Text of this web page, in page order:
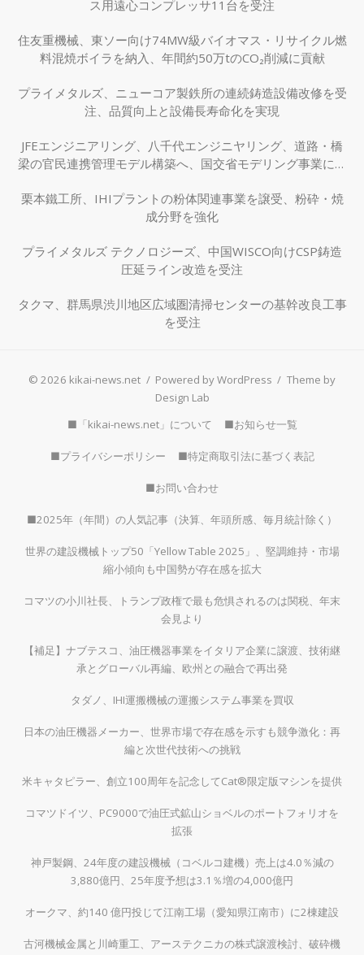
ス用遠心コンプレッサ11台を受注
住友重機械、東ソー向け74MW級バイオマス・リサイクル燃
料混焼ボイラを納入、年間約50万tのCO₂削減に貢献
プライメタルズ、ニューコア製鉄所の連続鋳造設備改修を受
注、品質向上と設備長寿命化を実現
JFEエンジニアリング、八千代エンジニヤリング、道路・橋
梁の官民連携管理モデル構築へ、国交省モデリング事業に採
栗本鐵工所、IHIプラントの粉体関連事業を譲受、粉砕・焼
成分野を強化
プライメタルズ テクノロジーズ、中国WISCO向けCSP鋳造
圧延ライン改造を受注
タクマ、群馬県渋川地区広域圏清掃センターの基幹改良工事
を受注
© 2026 kikai-news.net / Powered by WordPress / Theme by
Design Lab
■「kikai-news.net」について
■お知らせ一覧
■プライバシーポリシー ■特定商取引法に基づく表記
■お問い合わせ
■2025年（年間）の人気記事（決算、年頭所感、毎月統計除く）
世界の建設機械トップ50「Yellow Table 2025」、堅調維持・市場
縮小傾向も中国勢が存在感を拡大
コマツの小川社長、トランプ政権で最も危惧されるのは関税、年末
会見より
【補足】ナブテスコ、油圧機器事業をイタリア企業に譲渡、技術継
承とグローバル再編、欧州との融合で再出発
タダノ、IHI運搬機械の運搬システム事業を買収
日本の油圧機器メーカー、世界市場で存在感を示すも競争激化：再
編と次世代技術への挑戦
米キャタピラー、創立100周年を記念してCat®限定版マシンを提供
コマツドイツ、PC9000で油圧式鉱山ショベルのポートフォリオを
拡張
神戸製鋼、24年度の建設機械（コベルコ建機）売上は4.0％減の
3,880億円、25年度予想は3.1％増の4,000億円
オークマ、約140 億円投じて江南工場（愛知県江南市）に2棟建設
古河機械金属と川崎重工、アーステクニカの株式譲渡検討、破砕機